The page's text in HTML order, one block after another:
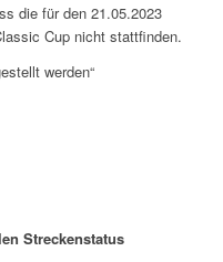
die für den 21.05.2023
Cup nicht stattfinden.
werden“
Streckenstatus